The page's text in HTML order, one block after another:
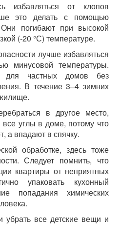
избавляться от клопов
это делать с помощью
погибают при высокой
(-20 °С) температуре.
лучше избавляться
минусовой температуры.
для частных домов без
В течение 3–4 зимних
в другое место,
углы в доме, потому что
а впадают в спячку.
обработке, здесь тоже
Следует помнить, что
квартиры от неприятных
упаковать кухонный
попадания химических
убрать все детские вещи и